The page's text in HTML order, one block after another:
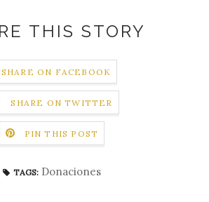
THIS STORY
SHARE ON FACEBOOK
SHARE ON TWITTER
PIN THIS POST
TAGS: Donaciones